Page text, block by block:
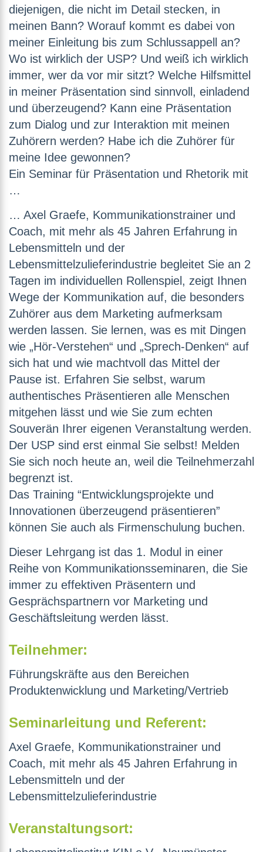
diejenigen, die nicht im Detail stecken, in
meinen Bann? Worauf kommt es dabei von
meiner Einleitung bis zum Schlussappell an?
Wo ist wirklich der USP? Und weiß ich wirklich
immer, wer da vor mir sitzt? Welche Hilfsmittel
in meiner Präsentation sind sinnvoll, einladend
und überzeugend? Kann eine Präsentation
zum Dialog und zur Interaktion mit meinen
Zuhörern werden? Habe ich die Zuhörer für
meine Idee gewonnen?
Ein Seminar für Präsentation und Rhetorik mit
…
… Axel Graefe, Kommunikationstrainer und
Coach, mit mehr als 45 Jahren Erfahrung in
Lebensmitteln und der
Lebensmittelzulieferindustrie begleitet Sie an 2
Tagen im individuellen Rollenspiel, zeigt Ihnen
Wege der Kommunikation auf, die besonders
Zuhörer aus dem Marketing aufmerksam
werden lassen. Sie lernen, was es mit Dingen
wie „Hör-Verstehen“ und „Sprech-Denken“ auf
sich hat und wie machtvoll das Mittel der
Pause ist. Erfahren Sie selbst, warum
authentisches Präsentieren alle Menschen
mitgehen lässt und wie Sie zum echten
Souverän Ihrer eigenen Veranstaltung werden.
Der USP sind erst einmal Sie selbst! Melden
Sie sich noch heute an, weil die Teilnehmerzahl
begrenzt ist.
Das Training “Entwicklungsprojekte und
Innovationen überzeugend präsentieren”
können Sie auch als Firmenschulung buchen.
Dieser Lehrgang ist das 1. Modul in einer
Reihe von Kommunikationsseminaren, die Sie
immer zu effektiven Präsentern und
Gesprächspartnern vor Marketing und
Geschäftsleitung werden lässt.
Teilnehmer:
Führungskräfte aus den Bereichen
Produktenwicklung und Marketing/Vertrieb
Seminarleitung und Referent:
Axel Graefe, Kommunikationstrainer und
Coach, mit mehr als 45 Jahren Erfahrung in
Lebensmitteln und der
Lebensmittelzulieferindustrie
Veranstaltungsort: